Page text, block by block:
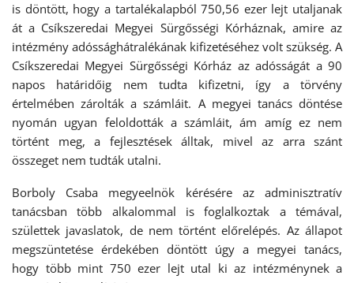
is döntött, hogy a tartalékalapból 750,56 ezer lejt utaljanak
át a Csíkszeredai Megyei Sürgősségi Kórháznak, amire az
intézmény adóssághátralékának kifizetéséhez volt szükség. A
Csíkszeredai Megyei Sürgősségi Kórház az adósságát a 90
napos határidőig nem tudta kifizetni, így a törvény
értelmében zárolták a számláit. A megyei tanács döntése
nyomán ugyan feloldották a számláit, ám amíg ez nem
történt meg, a fejlesztések álltak, mivel az arra szánt
összeget nem tudták utalni.
Borboly Csaba megyeelnök kérésére az adminisztratív
tanácsban több alkalommal is foglalkoztak a témával,
születtek javaslatok, de nem történt előrelépés. Az állapot
megszüntetése érdekében döntött úgy a megyei tanács,
hogy több mint 750 ezer lejt utal ki az intézménynek a